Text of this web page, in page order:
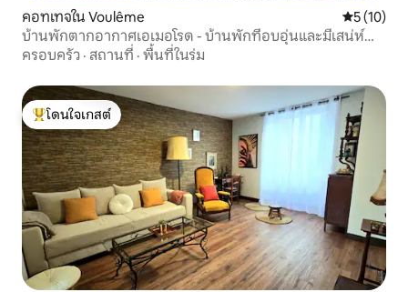
คอทเทจใน Voulême คะแนนเฉลี่
5 (10)
บ้านพักตากอากาศเอเมอโรด - บ้านพักที่อบอุ่นและมีเสน่ห์
สไตล์ชนบทสำหรับ 4 คน
ครอบครัว · สถานที่ · พื้นที่ในร่ม
โดนใจเกสต์ที่สุด
โดนใจเกสต์